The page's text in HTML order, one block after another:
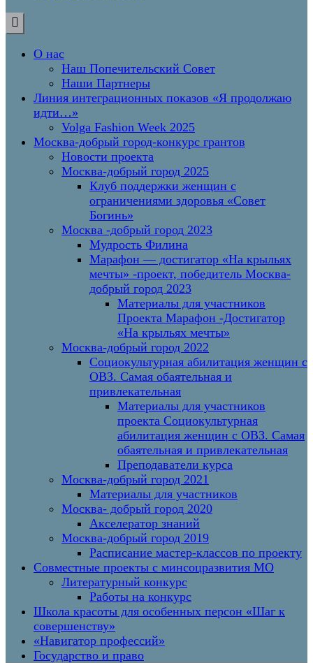
О нас
Наш Попечительский Совет
Наши Партнеры
Линия интеграционных показов «Я продолжаю
идти…»
Volga Fashion Week 2025
Москва-добрый город-конкурс грантов
Новости проекта
Москва-добрый город 2025
Клуб поддержки женщин с
ограничениями здоровья «Совет
Богинь»
Москва -добрый город 2023
Мудрость Филина
Марафон — достигатор «На крыльях
мечты» -проект, победитель Москва-
добрый город 2023
Материалы для участников
Проекта Марафон -Достигатор
«На крыльях мечты»
Москва-добрый город 2022
Социокультурная абилитация женщин с
ОВЗ. Самая обаятельная и
привлекательная
Материалы для участников
проекта Социокультурная
абилитация женщин с ОВЗ. Самая
обаятельная и привлекательная
Преподаватели курса
Москва-добрый город 2021
Материалы для участников
Москва- добрый город 2020
Акселератор знаний
Москва-добрый город 2019
Расписание мастер-классов по проекту
Совместные проекты с минсоцразвития МО
Литературный конкурс
Работы на конкурс
Школа красоты для особенных персон «Шаг к
совершенству»
«Навигатор профессий»
Государство и право